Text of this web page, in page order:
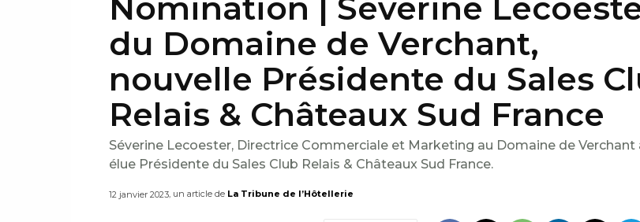
Nomination | Séverine
du Domaine de Verchant,
nouvelle Présidente du Sales
Relais & Châteaux Sud France
Séverine Lecoester, Directrice Commerciale et Marketing au Domaine de Verchant
élue Présidente du Sales Club Relais & Châteaux Sud France.
12 janvier 2023, un article de La Tribune de l’Hôtellerie